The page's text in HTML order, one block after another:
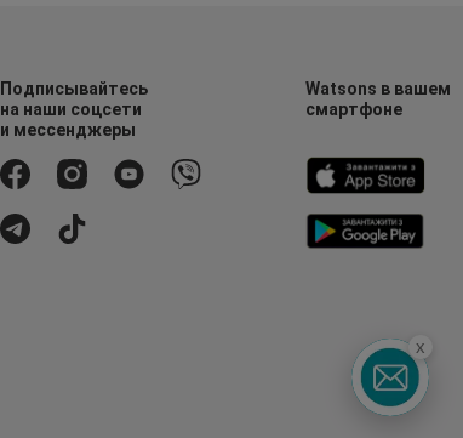
Подписывайтесь
на наши соцсети
и мессенджеры
Watsons в вашем
смартфоне
x